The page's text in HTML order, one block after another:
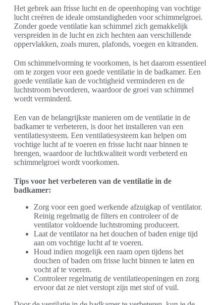
Het gebrek aan frisse lucht en de opeenhoping van vochtige
lucht creëren de ideale omstandigheden voor schimmelgroei.
Zonder goede ventilatie kan schimmel zich gemakkelijk
verspreiden in de lucht en zich hechten aan verschillende
oppervlakken, zoals muren, plafonds, voegen en kitranden.
Om schimmelvorming te voorkomen, is het daarom essentieel
om te zorgen voor een goede ventilatie in de badkamer. Een
goede ventilatie kan de vochtigheid verminderen en de
luchtstroom bevorderen, waardoor de groei van schimmel
wordt verminderd.
Een van de belangrijkste manieren om de ventilatie in de
badkamer te verbeteren, is door het installeren van een
ventilatiesysteem. Een ventilatiesysteem kan helpen om
vochtige lucht af te voeren en frisse lucht naar binnen te
brengen, waardoor de luchtkwaliteit wordt verbeterd en
schimmelgroei wordt voorkomen.
Tips voor het verbeteren van de ventilatie in de
badkamer:
Zorg voor een goed werkende afzuigkap of ventilator.
Reinig regelmatig de filters en controleer of de
ventilator voldoende luchtstroming produceert.
Laat de ventilator na het douchen of baden enige tijd
aan om vochtige lucht af te voeren.
Houd indien mogelijk een raam open tijdens het
douchen of baden om frisse lucht binnen te laten en
vocht af te voeren.
Controleer regelmatig de ventilatieopeningen en zorg
ervoor dat ze niet verstopt zijn met stof of vuil.